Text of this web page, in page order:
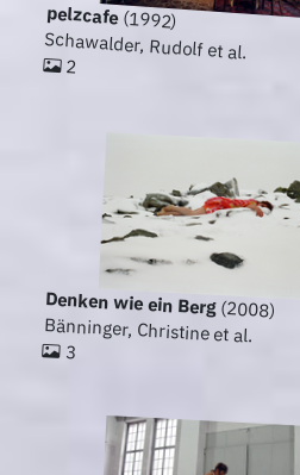
pelzcafe(1992)
Schawalder, Rudolf et al.
2
Denken wie ein Berg(2008)
Bänninger, Christine et al.
3